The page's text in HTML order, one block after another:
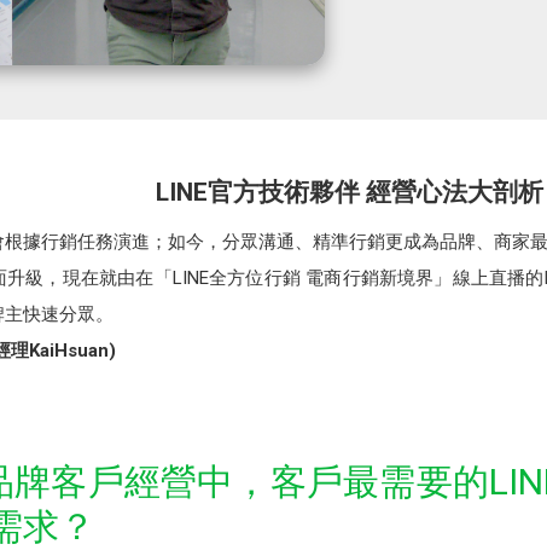
LINE官方技術夥伴 經營心法大剖析
據行銷任務演進；如今，分眾溝通、精準行銷更成為品牌、商家
升級，現在就由在「LINE全方位行銷 電商行銷新境界」線上直播
快速分眾。
理KaiHsuan)
牌客戶經營中，客戶最需要的
求？